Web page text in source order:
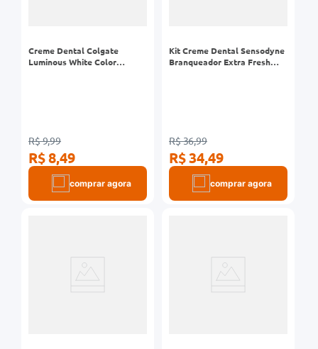
Creme Dental Colgate
Luminous White Color
R$ 9,99
R$ 8,49
comprar agora
Kit Creme Dental Sensodyne
Branqueador Extra Fresh
R$ 36,99
R$ 34,49
comprar agora